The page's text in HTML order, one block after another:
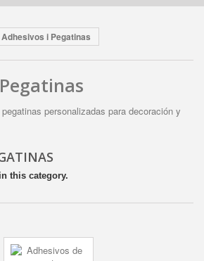
Adhesivos i Pegatinas
personalizadas para decoración y
this category.